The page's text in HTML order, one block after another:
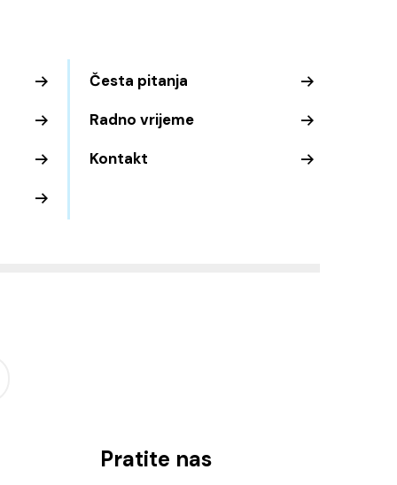
Česta pitanja
Radno vrijeme
Kontakt
Pratite nas